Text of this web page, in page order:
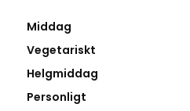
Middag
Vegetariskt
Helgmiddag
Personligt